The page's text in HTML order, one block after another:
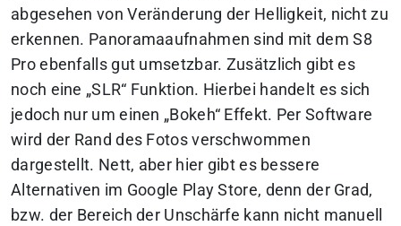
abgesehen von Veränderung der Helligkeit, nicht zu
erkennen. Panoramaaufnahmen sind mit dem S8
Pro ebenfalls gut umsetzbar. Zusätzlich gibt es
noch eine „SLR“ Funktion. Hierbei handelt es sich
jedoch nur um einen „Bokeh“ Effekt. Per Software
wird der Rand des Fotos verschwommen
dargestellt. Nett, aber hier gibt es bessere
Alternativen im Google Play Store, denn der Grad,
bzw. der Bereich der Unschärfe kann nicht manuell